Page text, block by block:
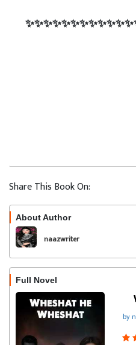
Share This Book On:
About Author
naazwriter
Full Novel
by